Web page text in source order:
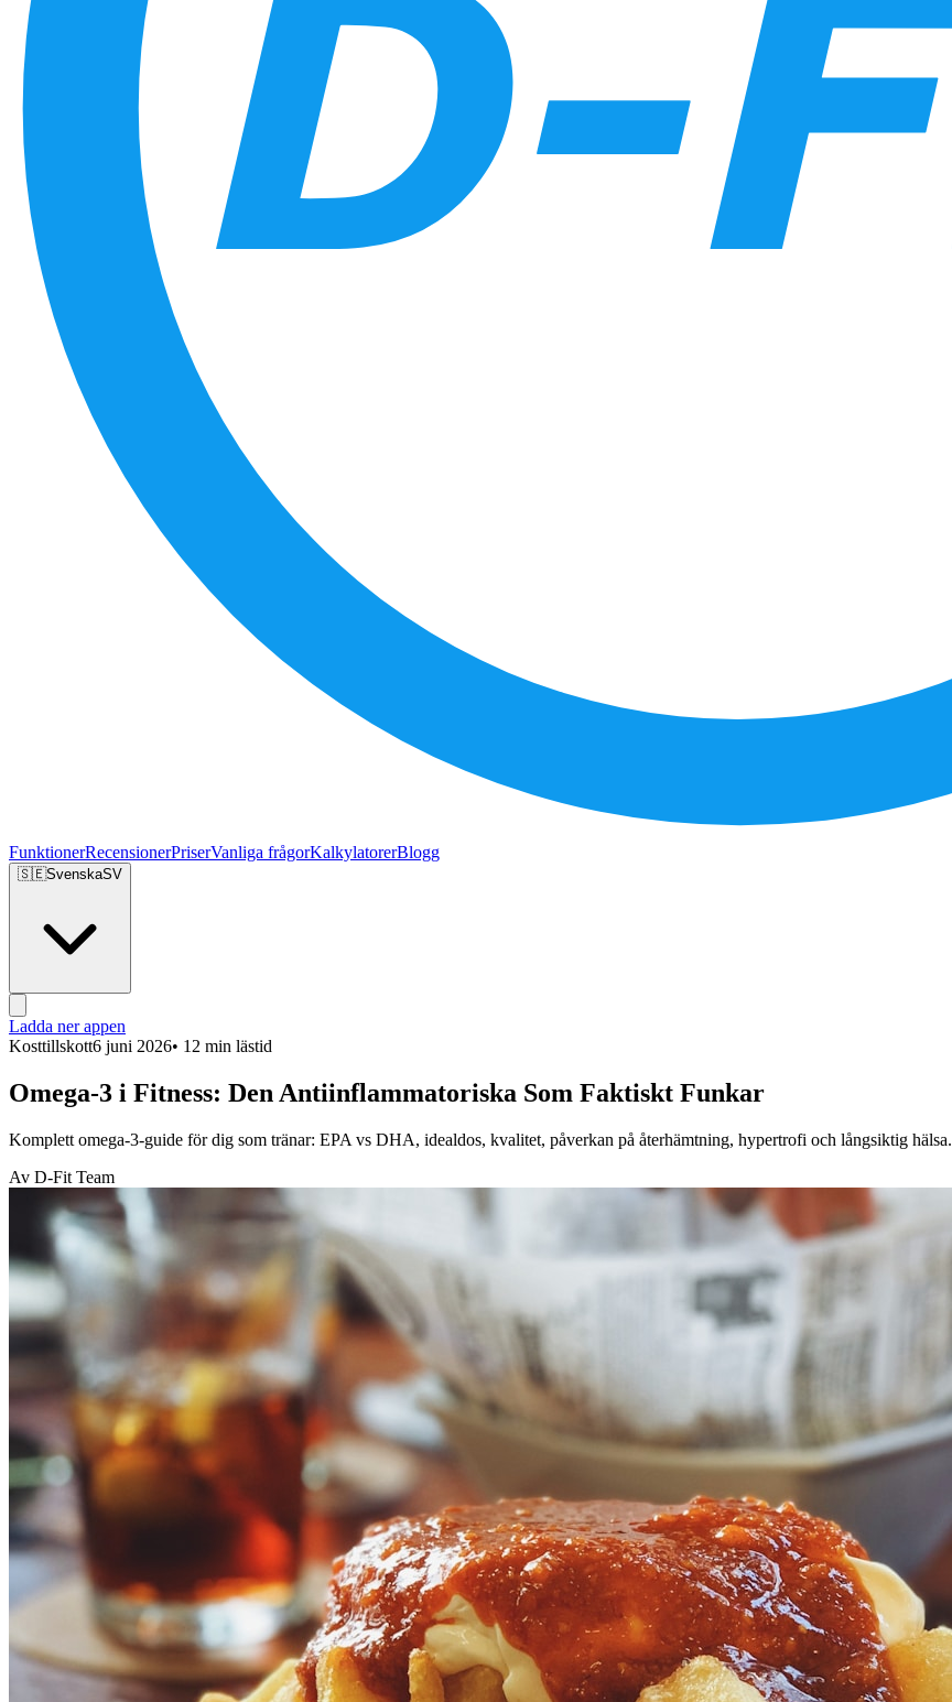
FunktionerRecensionerPriserVanliga frågorKalkylatorerBlogg
🇸🇪SvenskaSV
Ladda ner appen
Kosttillskott6 juni 2026• 12 min lästid
Omega-3 i Fitness: Den Antiinflammatoriska Som Faktiskt Funkar
Komplett omega-3-guide för dig som tränar: EPA vs DHA, idealdos, kvalitet, påverkan på återhämtning, hypertrofi och långsiktig hälsa.
Av D-Fit Team